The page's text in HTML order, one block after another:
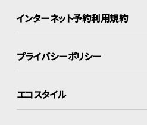
インターネット予約利用規約
プライバシーポリシー
エコスタイル